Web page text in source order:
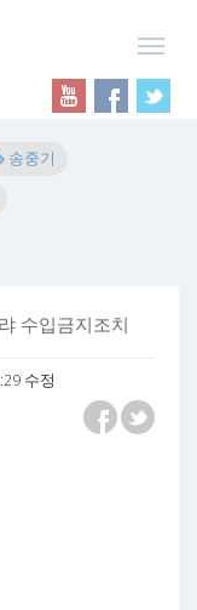
송중기
수입금지조치
수정